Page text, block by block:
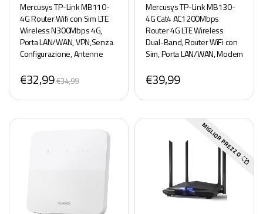
Mercusys TP-Link MB110-
4G Router Wifi con Sim LTE
Wireless N300Mbps 4G,
Porta LAN/WAN, VPN,Senza
Configurazione, Antenne
Esterna, Compatibile con Tutti
Gli Operatori
€32,99€34,99
Mercusys TP-Link MB130-
4G Cat4 AC1200Mbps
Router 4G LTE Wireless
Dual-Band, Router WiFi con
Sim, Porta LAN/WAN, Modem
Configurazione, Antenne
Interne, VPN, Porte Antenna
Esterna
€39,99
MIGLIOR PREZZO